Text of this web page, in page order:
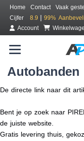
Home Contact
Vaak
Cijfer
8.9 | 99%
Account
Autobanden
De directe link naar dit
Bent je op zoek naar
de juiste website.
Gratis levering thuis,